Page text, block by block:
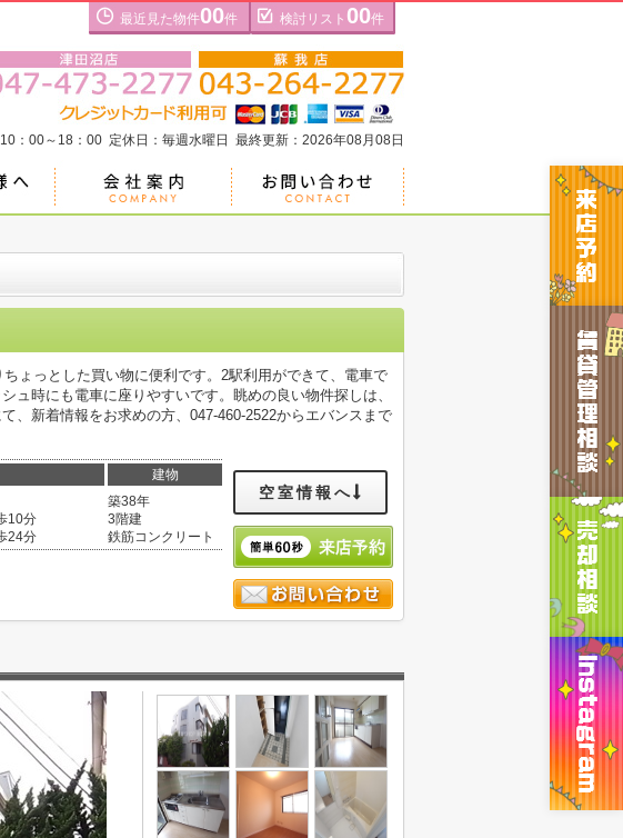
最近見た物件00件 検討リスト 00件
：00～18：00 定休日：毎週水曜日 最終更新：2026年08月08日
ょっとした買い物に便利です。2駅利用ができて、電車で
ュ時にも電車に座りやすいです。眺めの良い物件探しは、
、新着情報をお求めの方、047-460-2522からエバンスまで
建物
10分
24分
築38年
3階建
鉄筋コンクリート
空室情報へ